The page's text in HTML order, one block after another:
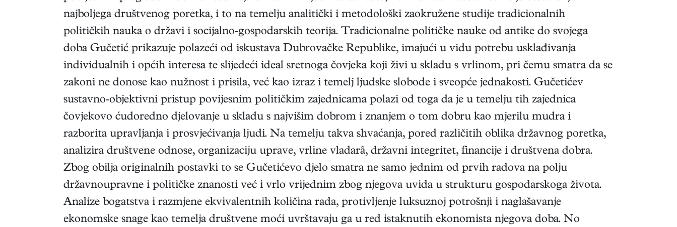
najboljega društvenog poretka, i to na temelju analitički i metodološki zaokružene studije tradicionalnih
političkih nauka o državi i socijalno-gospodarskih teorija. Tradicionalne političke nauke od antike do svojega
doba Gučetić prikazuje polazeći od iskustava Dubrovačke Republike, imajući u vidu potrebu usklađivanja
individualnih i općih interesa te slijedeći ideal sretnoga čovjeka koji živi u skladu s vrlinom, pri čemu smatra da se
zakoni ne donose kao nužnost i prisila, već kao izraz i temelj ljudske slobode i sveopće jednakosti. Gučetićev
sustavno-objektivni pristup povijesnim političkim zajednicama polazi od toga da je u temelju tih zajednica
čovjekovo ćudoredno djelovanje u skladu s najvišim dobrom i znanjem o tom dobru kao mjerilu mudra i
razborita upravljanja i prosvjećivanja ljudi. Na temelju takva shvaćanja, pored različitih oblika državnog poretka,
analizira društvene odnose, organizaciju uprave, vrline vladarâ, državni integritet, financije i društvena dobra.
Zbog obilja originalnih postavki to se Gučetićevo djelo smatra ne samo jednim od prvih radova na polju
državnoupravne i političke znanosti već i vrlo vrijednim zbog njegova uvida u strukturu gospodarskoga života.
Analize bogatstva i razmjene ekvivalentnih količina rada, protivljenje luksuznoj potrošnji i naglašavanje
ekonomske snage kao temelja društvene moći uvrštavaju ga u red istaknutih ekonomista njegova doba. No